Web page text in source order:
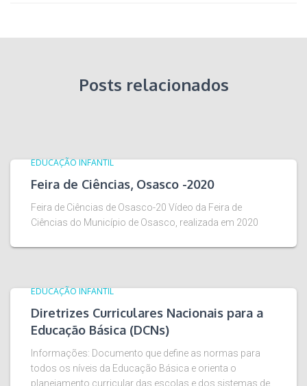
Posts relacionados
EDUCAÇÃO INFANTIL
Feira de Ciências, Osasco -2020
Feira de Ciências de Osasco-20 Vídeo da Feira de
Ciências do Município de Osasco, realizada em 2020
EDUCAÇÃO INFANTIL
Diretrizes Curriculares Nacionais para a
Educação Básica (DCNs)
Informações: Documento que define as normas para
todos os níveis da Educação Básica e orienta o
planejamento curricular das escolas e dos sistemas de